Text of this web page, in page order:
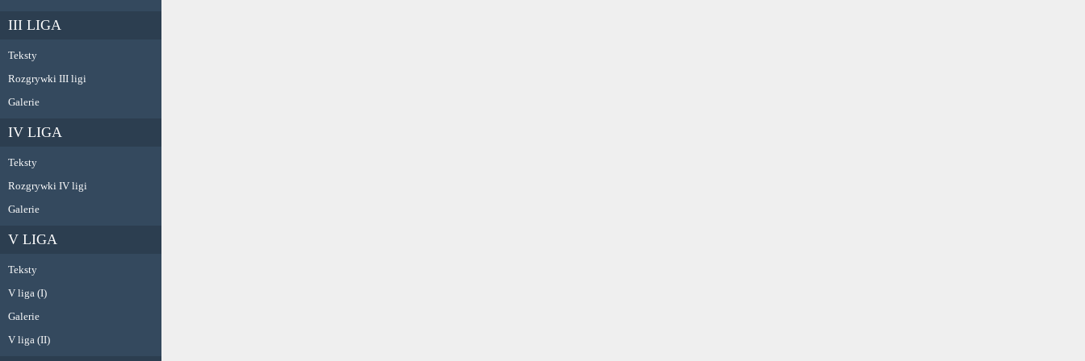
III LIGA
Teksty
Rozgrywki III ligi
Galerie
IV LIGA
Teksty
Rozgrywki IV ligi
Galerie
V LIGA
Teksty
V liga (I)
Galerie
V liga (II)